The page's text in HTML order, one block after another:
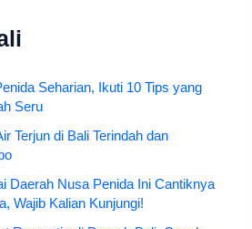
Seharian, Ikuti 10 Tips yang
Seru
Terjun di Bali Terindah dan
Daerah Nusa Penida Ini Cantiknya
Wajib Kalian Kunjungi!